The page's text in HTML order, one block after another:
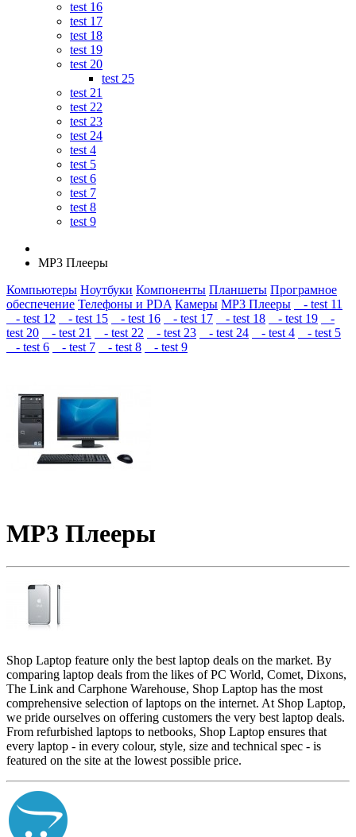
test 16
test 17
test 18
test 19
test 20
test 25
test 21
test 22
test 23
test 24
test 4
test 5
test 6
test 7
test 8
test 9
MP3 Плееры
Компьютеры Ноутбуки Компоненты Планшеты Програмное
обеспечение Телефоны и PDA Камеры MP3 Плееры
- test 11
- test 12
- test 15 - test 16 - test 17 - test 18 - test 19
-
test 20
- test 21 - test 22 - test 23 - test 24 - test 4
- test 5
- test 6
- test 7 - test 8 - test 9
MP3 Плееры
Shop Laptop feature only the best laptop deals on the market. By
comparing laptop deals from the likes of PC World, Comet, Dixons,
The Link and Carphone Warehouse, Shop Laptop has the most
comprehensive selection of laptops on the internet. At Shop Laptop,
we pride ourselves on offering customers the very best laptop deals.
From refurbished laptops to netbooks, Shop Laptop ensures that
every laptop - in every colour, style, size and technical spec - is
featured on the site at the lowest possible price.